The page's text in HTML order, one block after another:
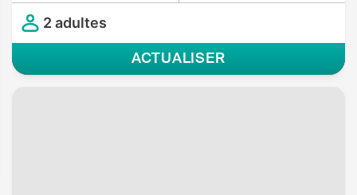
2 adultes
ACTUALISER